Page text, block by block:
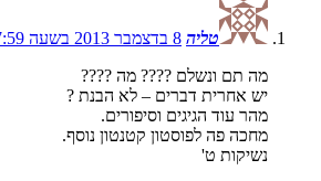
טליה 8 בדצמבר 2013 בשעה 17:59
מה תם ונשלם ???? מה ????
יש אחרית דברים – לא הבנת ?
מהר עוד הגיגים וסיפורים.
מחכה פה לפוסטון קטנטון נוסף.
נשיקות ט'